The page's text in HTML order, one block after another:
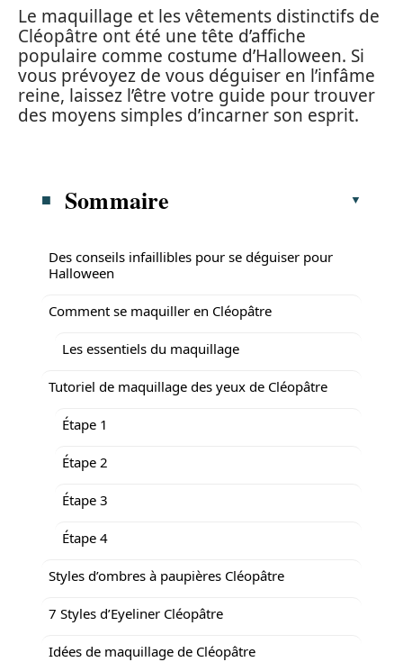
Le maquillage et les vêtements distinctifs de
Cléopâtre ont été une tête d’affiche
populaire comme costume d’Halloween. Si
vous prévoyez de vous déguiser en l’infâme
reine, laissez l’être votre guide pour trouver
des moyens simples d’incarner son esprit.
Sommaire
Des conseils infaillibles pour se déguiser pour
Halloween
Comment se maquiller en Cléopâtre
Les essentiels du maquillage
Tutoriel de maquillage des yeux de Cléopâtre
Étape 1
Étape 2
Étape 3
Étape 4
Styles d’ombres à paupières Cléopâtre
7 Styles d’Eyeliner Cléopâtre
Idées de maquillage de Cléopâtre